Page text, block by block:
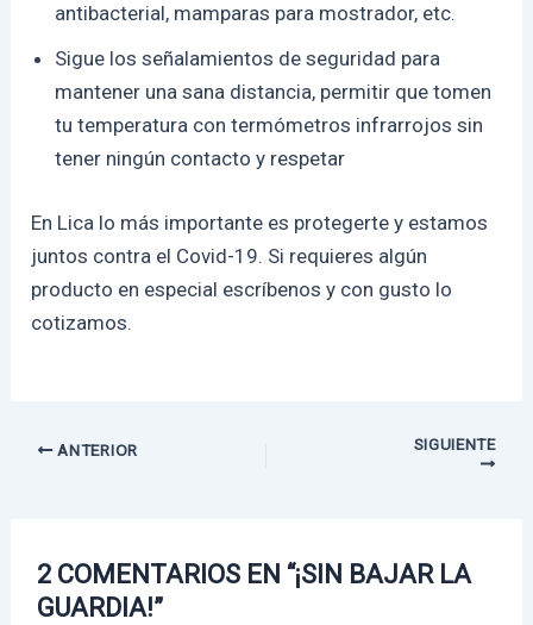
antibacterial, mamparas para mostrador, etc.
Sigue los señalamientos de seguridad para
mantener una sana distancia, permitir que tomen
tu temperatura con termómetros infrarrojos sin
tener ningún contacto y respetar
En Lica lo más importante es protegerte y estamos
juntos contra el Covid-19. Si requieres algún
producto en especial escríbenos y con gusto lo
cotizamos.
ANTERIOR SIGUIENTE
2 COMENTARIOS EN “¡SIN BAJAR LA
GUARDIA!”